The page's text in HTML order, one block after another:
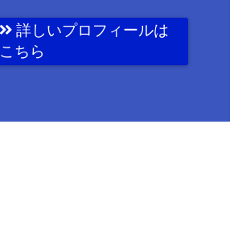
詳しいプロフィールは
こちら